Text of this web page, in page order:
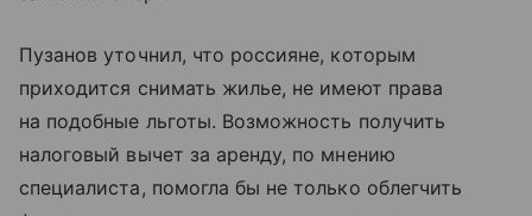
Пузанов уточнил, что россияне, которым
приходится снимать жилье, не имеют права
на подобные льготы. Возможность получить
налоговый вычет за аренду, по мнению
специалиста, помогла бы не только облегчить